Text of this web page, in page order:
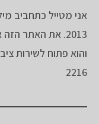
אני מטייל כתחביב
2013. את האתר
2216